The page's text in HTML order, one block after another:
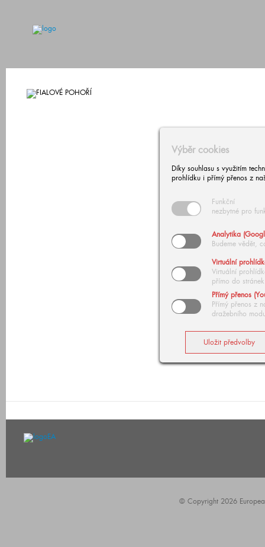
Výběr cookies
Díky souhlasu s využitím
prohlídku i přímý přenos z
Funkční
nezbytné pro
Analytika
Budeme vědět,
Virtuální
Virtuální
přímo do stránek
Přímý přenos
Přímý přenos z
dražebního
© Copyright 2026